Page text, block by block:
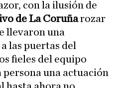
con la ilusión de
de La Coruñarozar
llevaron una
las puertas del
fieles del equipo
una actuación